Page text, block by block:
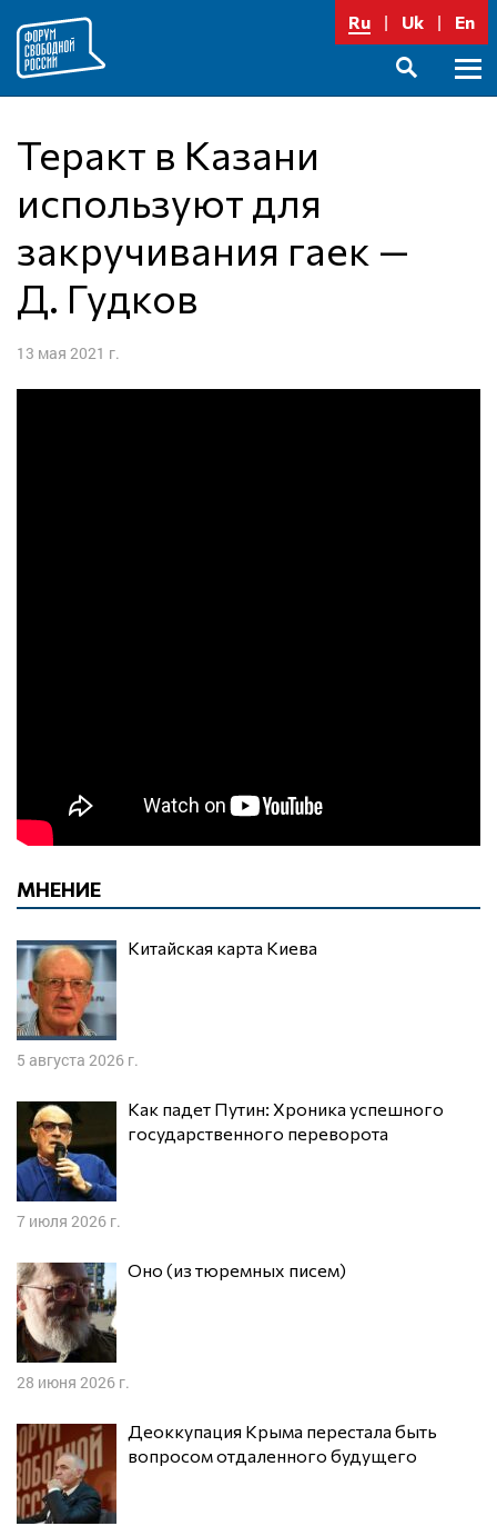
содержимому
Ru Uk En
Теракт в Казани
используют для
закручивания гаек —
Д. Гудков
13 мая 2021 г.
МНЕНИЕ
Китайская карта Киева
5 августа 2026 г.
Как падет Путин: Хроника успешного
государственного переворота
7 июля 2026 г.
Оно (из тюремных писем)
28 июня 2026 г.
Деоккупация Крыма перестала быть
вопросом отдаленного будущего